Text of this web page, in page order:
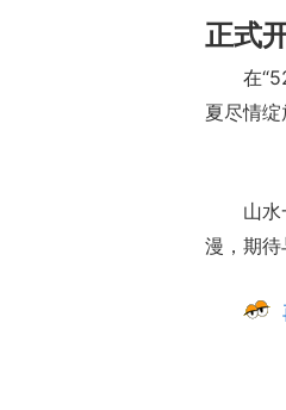
正式
在
夏尽情绽
山
漫，期待